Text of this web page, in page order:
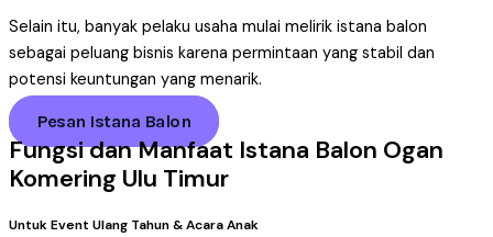
Selain itu, banyak pelaku usaha mulai melirik istana balon
sebagai peluang bisnis karena permintaan yang stabil dan
potensi keuntungan yang menarik.
Pesan Istana Balon
Fungsi dan Manfaat Istana Balon Ogan
Komering Ulu Timur
Untuk Event Ulang Tahun & Acara Anak